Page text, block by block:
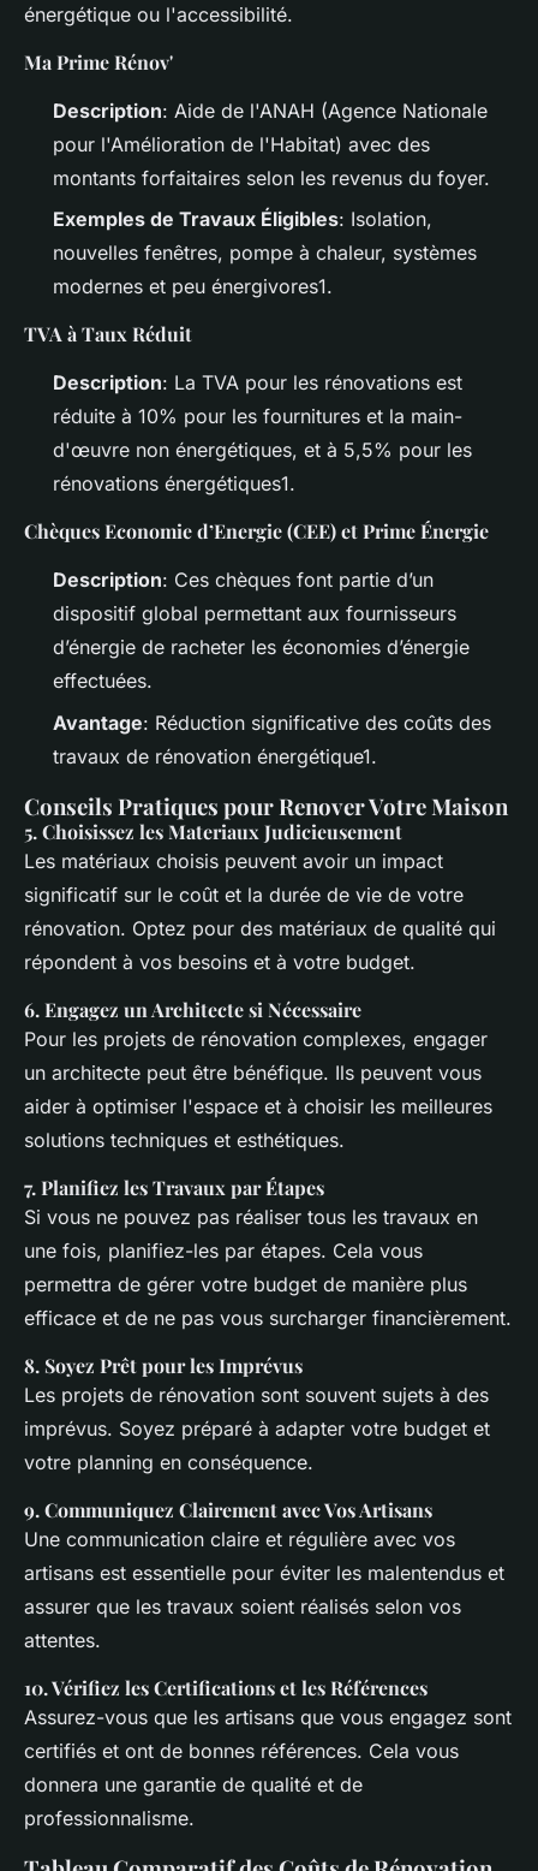
énergétique ou l'accessibilité.
Ma Prime Rénov'
Description: Aide de l'ANAH (Agence Nationale
pour l'Amélioration de l'Habitat) avec des
montants forfaitaires selon les revenus du foyer.
Exemples de Travaux Éligibles: Isolation,
nouvelles fenêtres, pompe à chaleur, systèmes
modernes et peu énergivores1.
TVA à Taux Réduit
Description: La TVA pour les rénovations est
réduite à 10% pour les fournitures et la main-
d'œuvre non énergétiques, et à 5,5% pour les
rénovations énergétiques1.
Chèques Economie d’Energie (CEE) et Prime Énergie
Description: Ces chèques font partie d’un
dispositif global permettant aux fournisseurs
d’énergie de racheter les économies d’énergie
effectuées.
Avantage: Réduction significative des coûts des
travaux de rénovation énergétique1.
Conseils Pratiques pour Renover Votre Maison
5.Choisissez les Materiaux Judicieusement
Les matériaux choisis peuvent avoir un impact
significatif sur le coût et la durée de vie de votre
rénovation. Optez pour des matériaux de qualité qui
répondent à vos besoins et à votre budget.
6.Engagez un Architecte si Nécessaire
Pour les projets de rénovation complexes, engager
un architecte peut être bénéfique. Ils peuvent vous
aider à optimiser l'espace et à choisir les meilleures
solutions techniques et esthétiques.
7.Planifiez les Travaux par Étapes
Si vous ne pouvez pas réaliser tous les travaux en
une fois, planifiez-les par étapes. Cela vous
permettra de gérer votre budget de manière plus
efficace et de ne pas vous surcharger financièrement.
8. Soyez Prêt pour les Imprévus
Les projets de rénovation sont souvent sujets à des
imprévus. Soyez préparé à adapter votre budget et
votre planning en conséquence.
9.Communiquez Clairement avec Vos Artisans
Une communication claire et régulière avec vos
artisans est essentielle pour éviter les malentendus et
assurer que les travaux soient réalisés selon vos
attentes.
10.Vérifiez les Certifications et les Références
Assurez-vous que les artisans que vous engagez sont
certifiés et ont de bonnes références. Cela vous
donnera une garantie de qualité et de
professionnalisme.